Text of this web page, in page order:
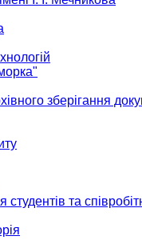
зберігання
студентів та